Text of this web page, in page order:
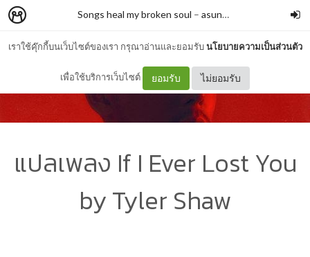
เราใช้คุ๊กกี้บนเว็บไซต์ของเรา กรุณาอ่านและยอมรับนโยบายความเป็นส่วนตัว
เพื่อใช้บริการเว็บไซต์ ยอมรับ ไม่ยอมรับ
Songs heal my broken soul – asunflowerthatiswaiting4u
แปลเพลง If I Ever Lost You
by Tyler Shaw